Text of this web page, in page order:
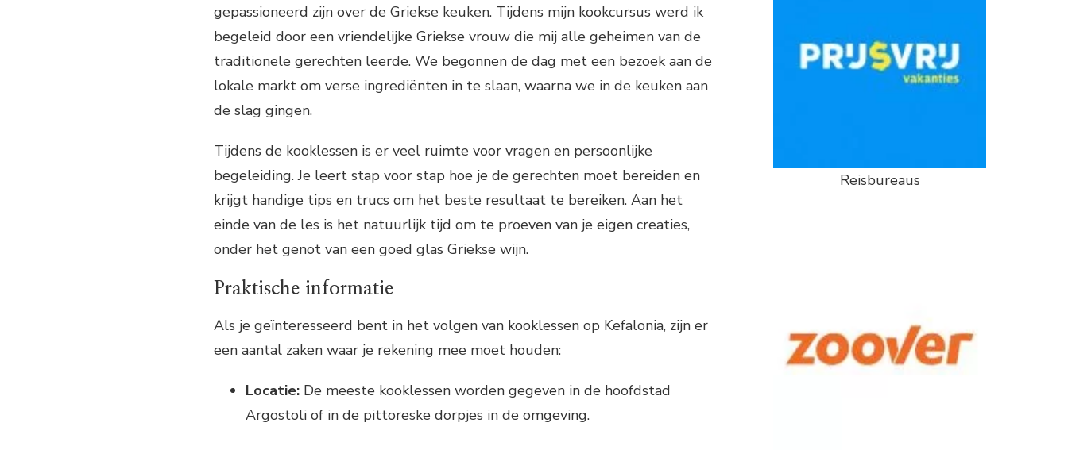
gepassioneerd zijn over de Griekse keuken. Tijdens mijn kookcursus werd ik
begeleid door een vriendelijke Griekse vrouw die mij alle geheimen van de
traditionele gerechten leerde. We begonnen de dag met een bezoek aan de
lokale markt om verse ingrediënten in te slaan, waarna we in de keuken aan
de slag gingen.
Tijdens de kooklessen is er veel ruimte voor vragen en persoonlijke
begeleiding. Je leert stap voor stap hoe je de gerechten moet bereiden en
krijgt handige tips en trucs om het beste resultaat te bereiken. Aan het
einde van de les is het natuurlijk tijd om te proeven van je eigen creaties,
onder het genot van een goed glas Griekse wijn.
Praktische informatie
Als je geïnteresseerd bent in het volgen van kooklessen op Kefalonia, zijn er
een aantal zaken waar je rekening mee moet houden:
Locatie: De meeste kooklessen worden gegeven in de hoofdstad
Argostoli of in de pittoreske dorpjes in de omgeving.
Reisbureaus